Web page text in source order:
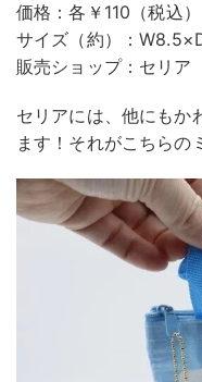
価格：各￥110（税込）
サイズ（約）：
販売ショップ：セリア
セリアには、他にもか
ます！それがこちらの